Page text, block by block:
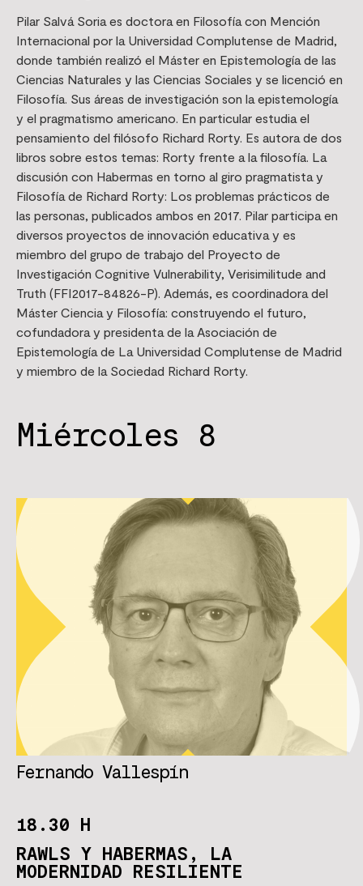
Pilar Salvá Soria es doctora en Filosofía con Mención
Internacional por la Universidad Complutense de Madrid,
donde también realizó el Máster en Epistemología de las
Ciencias Naturales y las Ciencias Sociales y se licenció en
Filosofía. Sus áreas de investigación son la epistemología
y el pragmatismo americano. En particular estudia el
pensamiento del filósofo Richard Rorty. Es autora de dos
libros sobre estos temas: Rorty frente a la filosofía. La
discusión con Habermas en torno al giro pragmatista y
Filosofía de Richard Rorty: Los problemas prácticos de
las personas, publicados ambos en 2017. Pilar participa en
diversos proyectos de innovación educativa y es
miembro del grupo de trabajo del Proyecto de
Investigación Cognitive Vulnerability, Verisimilitude and
Truth (FFI2017-84826-P). Además, es coordinadora del
Máster Ciencia y Filosofía: construyendo el futuro,
cofundadora y presidenta de la Asociación de
Epistemología de La Universidad Complutense de Madrid
y miembro de la Sociedad Richard Rorty.
Miércoles 8
Fernando Vallespín
18.30 H
RAWLS Y HABERMAS, LA
MODERNIDAD RESILIENTE